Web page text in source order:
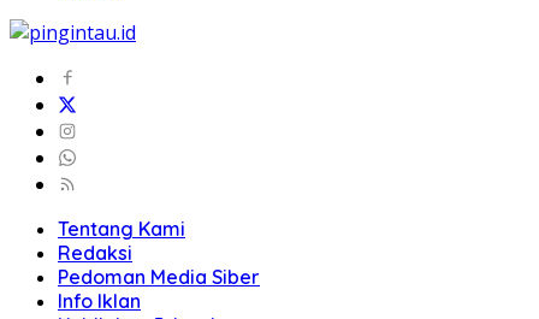
Tentang Kami
Redaksi
Pedoman Media Siber
Info Iklan